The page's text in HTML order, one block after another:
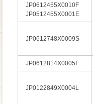
JP0612455X0010F
JP0512455X0001E
JP0612748X0009S
JP0612814X0005I
JP0122849X0004L